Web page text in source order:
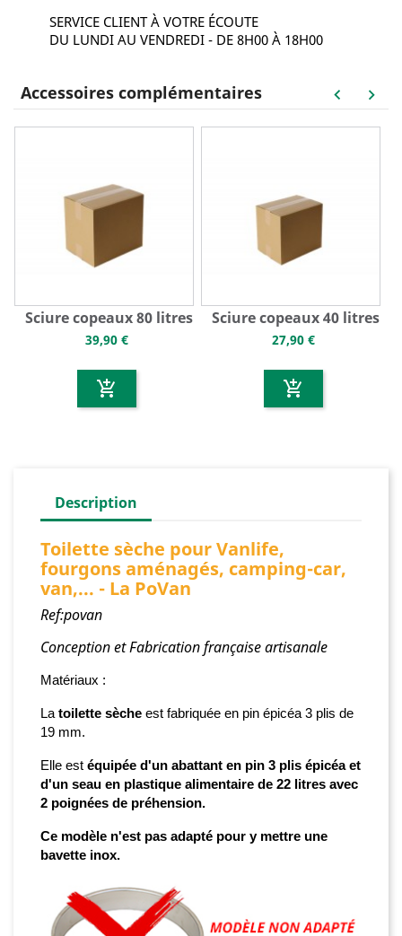
SERVICE CLIENT À VOTRE ÉCOUTE
DU LUNDI AU VENDREDI - DE 8H00 À 18H00
Accessoires complémentaires keyboard_arrow_left keyboard_arrow_right
Sciure copeaux 80 litres
39,90 €
add_shopping_cart
Sciure copeaux 40 litres
27,90 €
add_shopping_cart
Description
Toilette sèche pour Vanlife,
fourgons aménagés, camping-car,
van,... - La PoVan
Ref:povan
Conception et Fabrication française artisanale
Matériaux :
La toilette sèche est fabriquée en pin épicéa 3 plis de
19 mm.
Elle est équipée d'un abattant en pin 3 plis épicéa et
d'un seau en plastique alimentaire de 22 litres avec
2 poignées de préhension.
Ce modèle n'est pas adapté pour y mettre une
bavette inox.